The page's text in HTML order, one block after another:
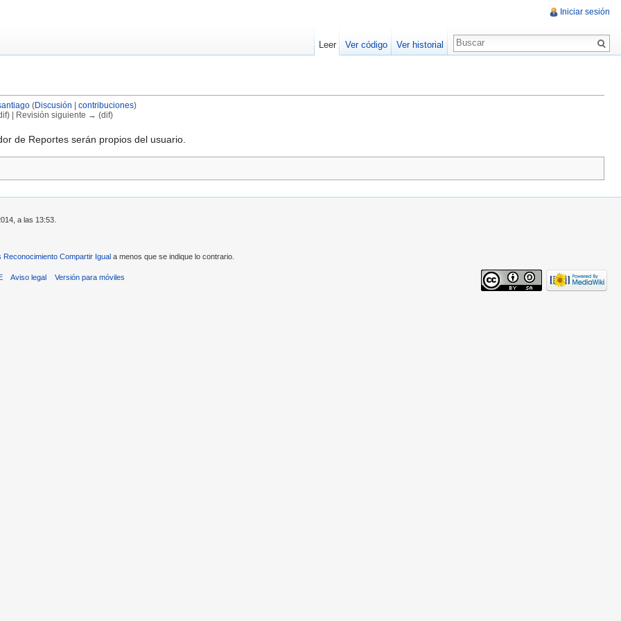
(Discusión contribuciones)
| Revisión siguiente → (dif)
de Reportes serán propios del usuario.
Iniciar sesión
Leer Ver código Ver historial
a las 13:53.
Reconocimiento Compartir Igual a menos que se indique lo contrario.
Aviso legal Versión para móviles